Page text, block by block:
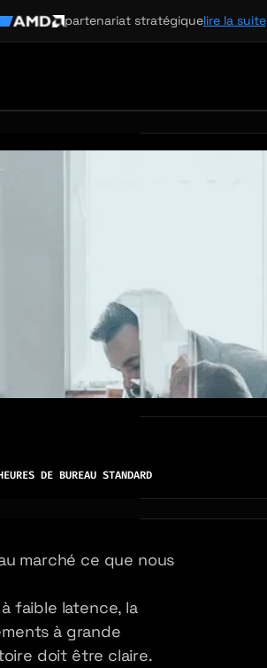
partenariat stratégiquelire la suite
DE BUREAU STANDARD
marché ce que nous
faible latence, la
à grande
doit être claire.